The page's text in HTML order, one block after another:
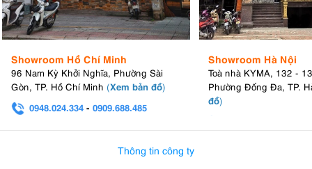
Showroom Hồ Chí Minh
96 Nam Kỳ Khởi Nghĩa, Phường Sài
Gòn, TP. Hồ Chí Minh (Xem bản đồ)
0948.024.334 - 0909.688.485
Showroom Hà Nội
Toà nhà KYMA, 132 -
Phường Đống Đa, TP.
đồ)
Thông tin công ty